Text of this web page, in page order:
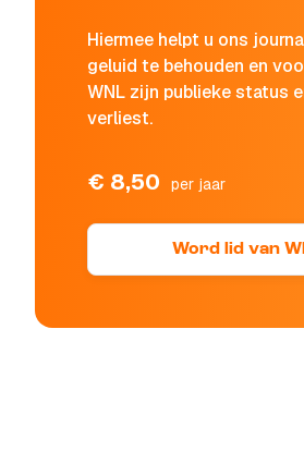
Hiermee helpt u ons
geluid te behouden en
WNL zijn publieke status
verliest.
€ 8,50 per jaar
Word lid van